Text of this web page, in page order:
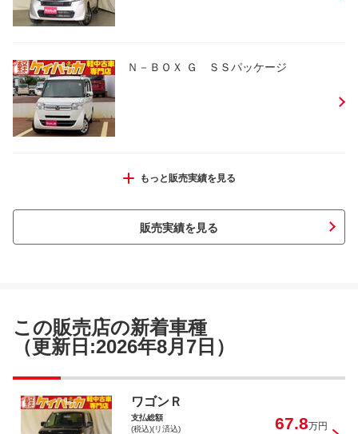
Ｎ－ＢＯＸ Ｇ ＳＳパッケージ
ミライース Ｌ ＳＡＩＩＩ
アルト Ｆ
もっと販売実績を見る
販売実績を見る
この販売店の新着車種
（更新日:2026年8月7日）
ワゴンＲ
支払総額
(税込)(リ済込)
67.8万円